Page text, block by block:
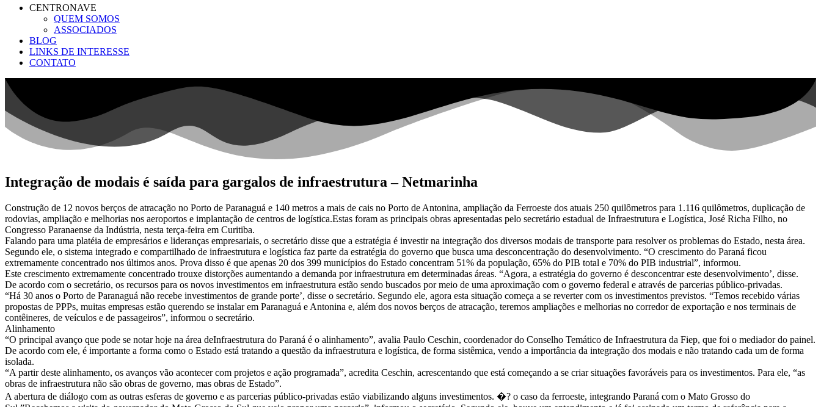
CENTRONAVE
QUEM SOMOS
ASSOCIADOS
BLOG
LINKS DE INTERESSE
CONTATO
Integração de modais é saída para gargalos de infraestrutura – Netmarinha
Construção de 12 novos berços de atracação no Porto de Paranaguá e 140 metros a mais de cais no Porto de Antonina, ampliação da Ferroeste dos atuais 250 quilômetros para 1.116 quilômetros, duplicação de
rodovias, ampliação e melhorias nos aeroportos e implantação de centros de logística.Estas foram as principais obras apresentadas pelo secretário estadual de Infraestrutura e Logística, José Richa Filho, no
Congresso Paranaense da Indústria, nesta terça-feira em Curitiba.
Falando para uma platéia de empresários e lideranças empresariais, o secretário disse que a estratégia é investir na integração dos diversos modais de transporte para resolver os problemas do Estado, nesta área.
Segundo ele, o sistema integrado e compartilhado de infraestrutura e logística faz parte da estratégia do governo que busca uma desconcentração do desenvolvimento. “O crescimento do Paraná ficou
extremamente concentrado nos últimos anos. Prova disso é que apenas 20 dos 399 municípios do Estado concentram 51% da população, 65% do PIB total e 70% do PIB industrial”, informou.
Este crescimento extremamente concentrado trouxe distorções aumentando a demanda por infraestrutura em determinadas áreas. “Agora, a estratégia do governo é desconcentrar este desenvolvimento’, disse.
De acordo com o secretário, os recursos para os novos investimentos em infraestrutura estão sendo buscados por meio de uma aproximação com o governo federal e através de parcerias público-privadas.
“Há 30 anos o Porto de Paranaguá não recebe investimentos de grande porte’, disse o secretário. Segundo ele, agora esta situação começa a se reverter com os investimentos previstos. “Temos recebido várias
propostas de PPPs, muitas empresas estão querendo se instalar em Paranaguá e Antonina e, além dos novos berços de atracação, teremos ampliações e melhorias no corredor de exportação e nos terminais de
contêineres, de veículos e de passageiros”, informou o secretário.
Alinhamento
“O principal avanço que pode se notar hoje na área deInfraestrutura do Paraná é o alinhamento”, avalia Paulo Ceschin, coordenador do Conselho Temático de Infraestrutura da Fiep, que foi o mediador do painel.
De acordo com ele, é importante a forma como o Estado está tratando a questão da infraestrutura e logística, de forma sistêmica, vendo a importância da integração dos modais e não tratando cada um de forma
isolada.
“A partir deste alinhamento, os avanços vão acontecer com projetos e ação programada”, acredita Ceschin, acrescentando que está começando a se criar situações favoráveis para os investimentos. Para ele, “as
obras de infraestrutura não são obras de governo, mas obras de Estado”.
A abertura de diálogo com as outras esferas de governo e as parcerias público-privadas estão viabilizando alguns investimentos. �? o caso da ferroeste, integrando Paraná com o Mato Grosso do